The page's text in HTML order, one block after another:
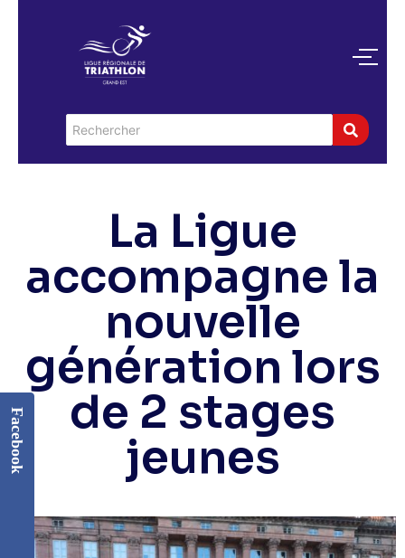
La Ligue
accompagne la
nouvelle
génération lors
de 2 stages
jeunes
Facebook